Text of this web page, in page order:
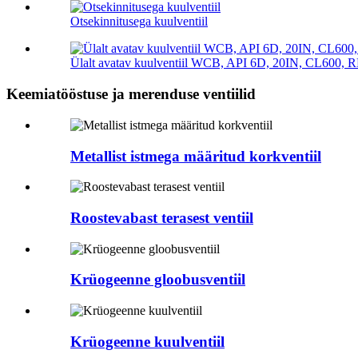
Otsekinnitusega kuulventiil
Ülalt avatav kuulventiil WCB, API 6D, 20IN, CL600,
Keemiatööstuse ja merenduse ventiilid
Metallist istmega määritud korkventiil
Roostevabast terasest ventiil
Krüogeenne gloobusventiil
Krüogeenne kuulventiil